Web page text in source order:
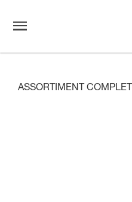
ASSORTIMENT COMPLET